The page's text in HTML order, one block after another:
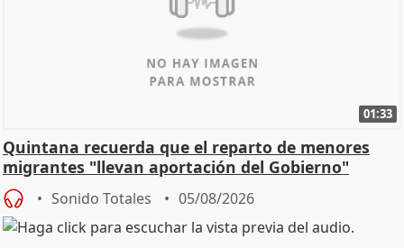
01:33
Quintana recuerda que el reparto de menores
migrantes "llevan aportación del Gobierno"
central
Sonido Totales 05/08/2026